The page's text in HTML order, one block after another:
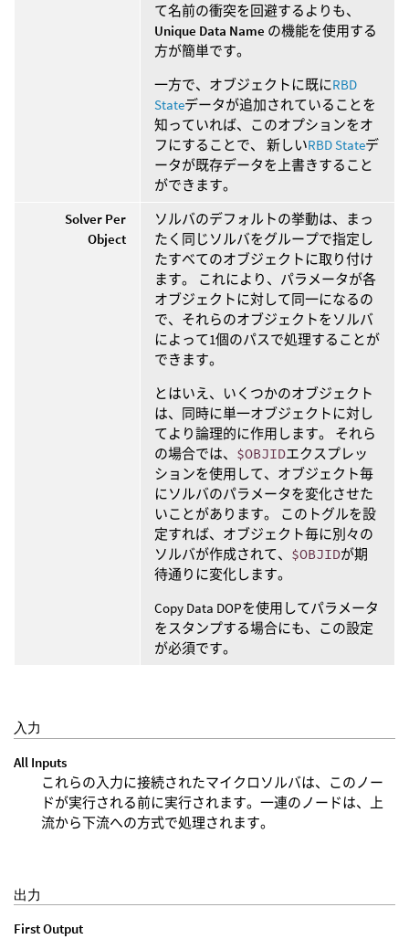
て名前の衝突を回避するよりも、
Unique Data Name の機能を使用する
方が簡単です。
一方で、オブジェクトに既にRBD
Stateデータが追加されていることを
知っていれば、このオプションをオ
フにすることで、 新しいRBD Stateデ
ータが既存データを上書きすること
ができます。
Solver Per
Object
ソルバのデフォルトの挙動は、まっ
たく同じソルバをグループで指定し
たすべてのオブジェクトに取り付け
ます。 これにより、パラメータが各
オブジェクトに対して同一になるの
で、それらのオブジェクトをソルバ
によって1個のパスで処理することが
できます。
とはいえ、いくつかのオブジェクト
は、同時に単一オブジェクトに対し
てより論理的に作用します。 それら
の場合では、 $OBJIDエクスプレッ
ションを使用して、オブジェクト毎
にソルバのパラメータを変化させた
いことがあります。 このトグルを設
定すれば、オブジェクト毎に別々の
ソルバが作成されて、 $OBJIDが期
待通りに変化します。
Copy Data DOPを使用してパラメータ
をスタンプする場合にも、この設定
が必須です。
入力
All Inputs
これらの入力に接続されたマイクロソルバは、このノー
ドが実行される前に実行されます。一連のノードは、上
流から下流への方式で処理されます。
出力
First Output